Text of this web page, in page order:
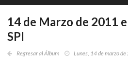
14 de Marzo de 2011
SPI
Regresar al Álbum Lunes, 14 de marzo